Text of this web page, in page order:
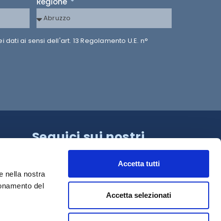
nella nostra
del
Accetta tutti
Accetta selezionati
ai sensi dell'art. 13 Regolamento U.E. n°
Seguici sui nostri
canali!